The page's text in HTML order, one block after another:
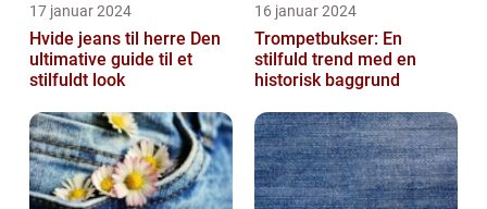
17 januar 2024
Hvide jeans til herre Den
ultimative guide til et
stilfuldt look
16 januar 2024
Trompetbukser: En
stilfuld trend med en
historisk baggrund